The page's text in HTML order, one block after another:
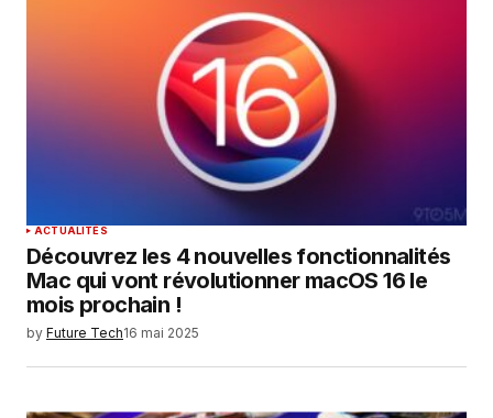
ACTUALITÉS
Découvrez les 4 nouvelles fonctionnalités
Mac qui vont révolutionner macOS 16 le
mois prochain !
by Future Tech16 mai 2025